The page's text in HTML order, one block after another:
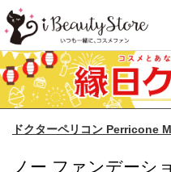
ドクターペリコン Perricone
ノー ファンデーシ